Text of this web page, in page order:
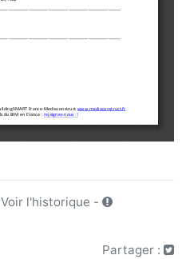
Voir l'historique -
Partager :